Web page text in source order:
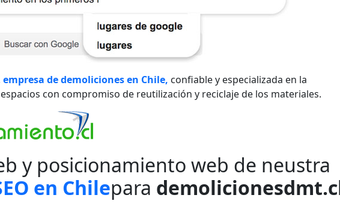
empresa de demoliciones en Chile, confiable y especializada en la
con compromiso de reutilización y reciclaje de los materiales.
y posicionamiento web de neustra
en Chilepara